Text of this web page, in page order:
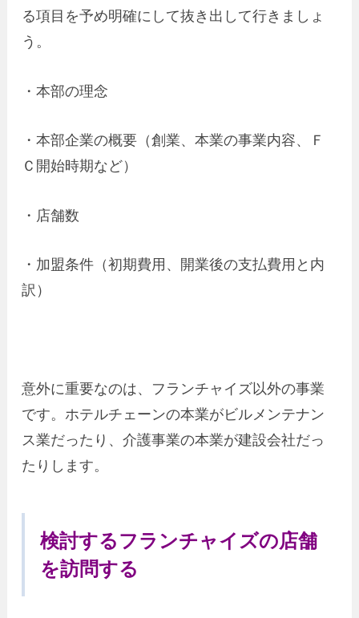
る項目を予め明確にして抜き出して行きましょ
う。
・本部の理念
・本部企業の概要（創業、本業の事業内容、Ｆ
Ｃ開始時期など）
・店舗数
・加盟条件（初期費用、開業後の支払費用と内
訳）
意外に重要なのは、フランチャイズ以外の事業
です。ホテルチェーンの本業がビルメンテナン
ス業だったり、介護事業の本業が建設会社だっ
たりします。
検討するフランチャイズの店舗
を訪問する